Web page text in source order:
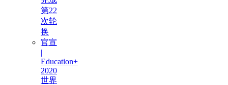
第22
次轮
换
官宣
|
Education+
2020
世界